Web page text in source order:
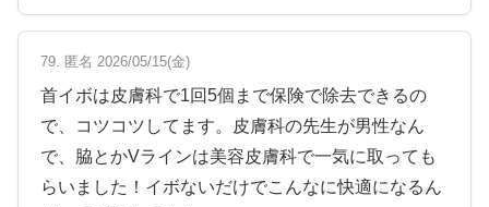
79. 匿名 2026/05/15(金)
首イボは皮膚科で1回5個まで保険で除去できるの
で、コツコツしてます。皮膚科の先生が男性なん
で、脇とかVラインは美容皮膚科で一気に取っても
らいました！イボないだけでこんなに快適になるん